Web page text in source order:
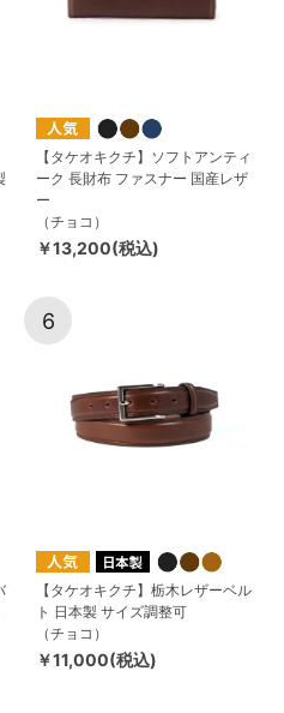
【タケオキクチ】ソフトアンティ
ーク 長財布 ファスナー 国産レザ
ー
（チョコ）
￥13,200(税込)
6
【タケオキクチ】栃木レザーベル
ト 日本製 サイズ調整可
（チョコ）
￥11,000(税込)